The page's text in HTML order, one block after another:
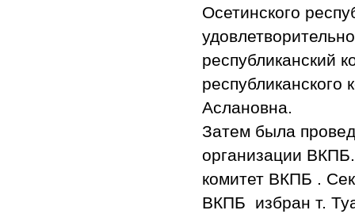
Осетинского
республиканский
Аслановна.
Затем была
организации
комитет ВКПБ .
ВКПБ избран т.